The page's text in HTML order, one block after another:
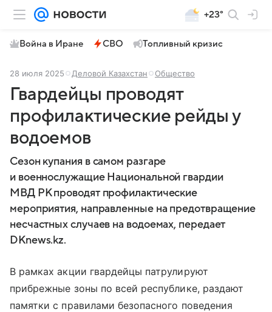
+23°
Война в Иране СВО Топливный кризис
28 июля 2025 Деловой Казахстан Общество
Гвардейцы проводят
профилактические рейды у
водоемов
Сезон купания в самом разгаре
и военнослужащие Национальной гвардии
МВД РК проводят профилактические
мероприятия, направленные на предотвращение
несчастных случаев на водоемах, передает
DKnews.kz.
В рамках акции гвардейцы патрулируют
прибрежные зоны по всей республике, раздают
памятки с правилами безопасного поведения